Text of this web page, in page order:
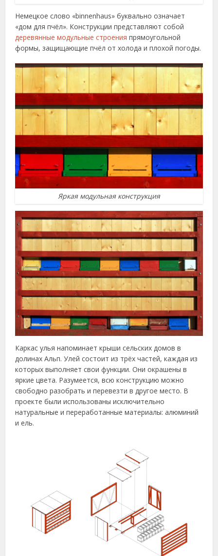
Немецкое слово «binnenhaus» буквально означает
«дом для пчёл». Конструкции представляют собой
деревянные модульные строения прямоугольной
формы, защищающие пчёл от холода и плохой погоды.
Яркая модульная конструкция
Каркас улья напоминает крыши сельских домов в
долинах Альп. Улей состоит из трёх частей, каждая из
которых выполняет свои функции. Они окрашены в
яркие цвета. Разумеется, всю конструкцию можно
свободно разобрать и перевезти в другое место. В
проекте были использованы исключительно
натуральные и переработанные материалы: алюминий
и ель.